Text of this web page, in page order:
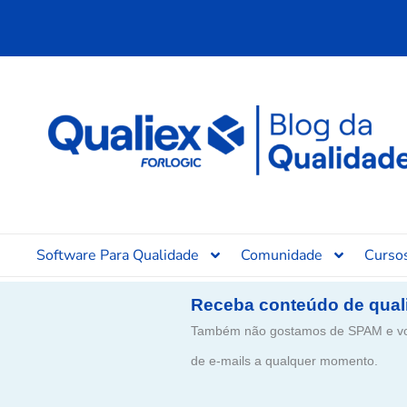
Software Para Qualidade Comunidade
Receba conteúdo de
Também não gostamos de SPAM e
de e-mails a qualquer momento.